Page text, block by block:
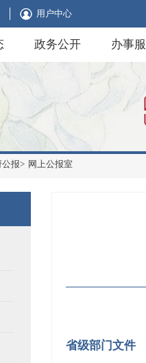
用户中心
政务公开 办事
公报> 网上公报室
省级部门文件